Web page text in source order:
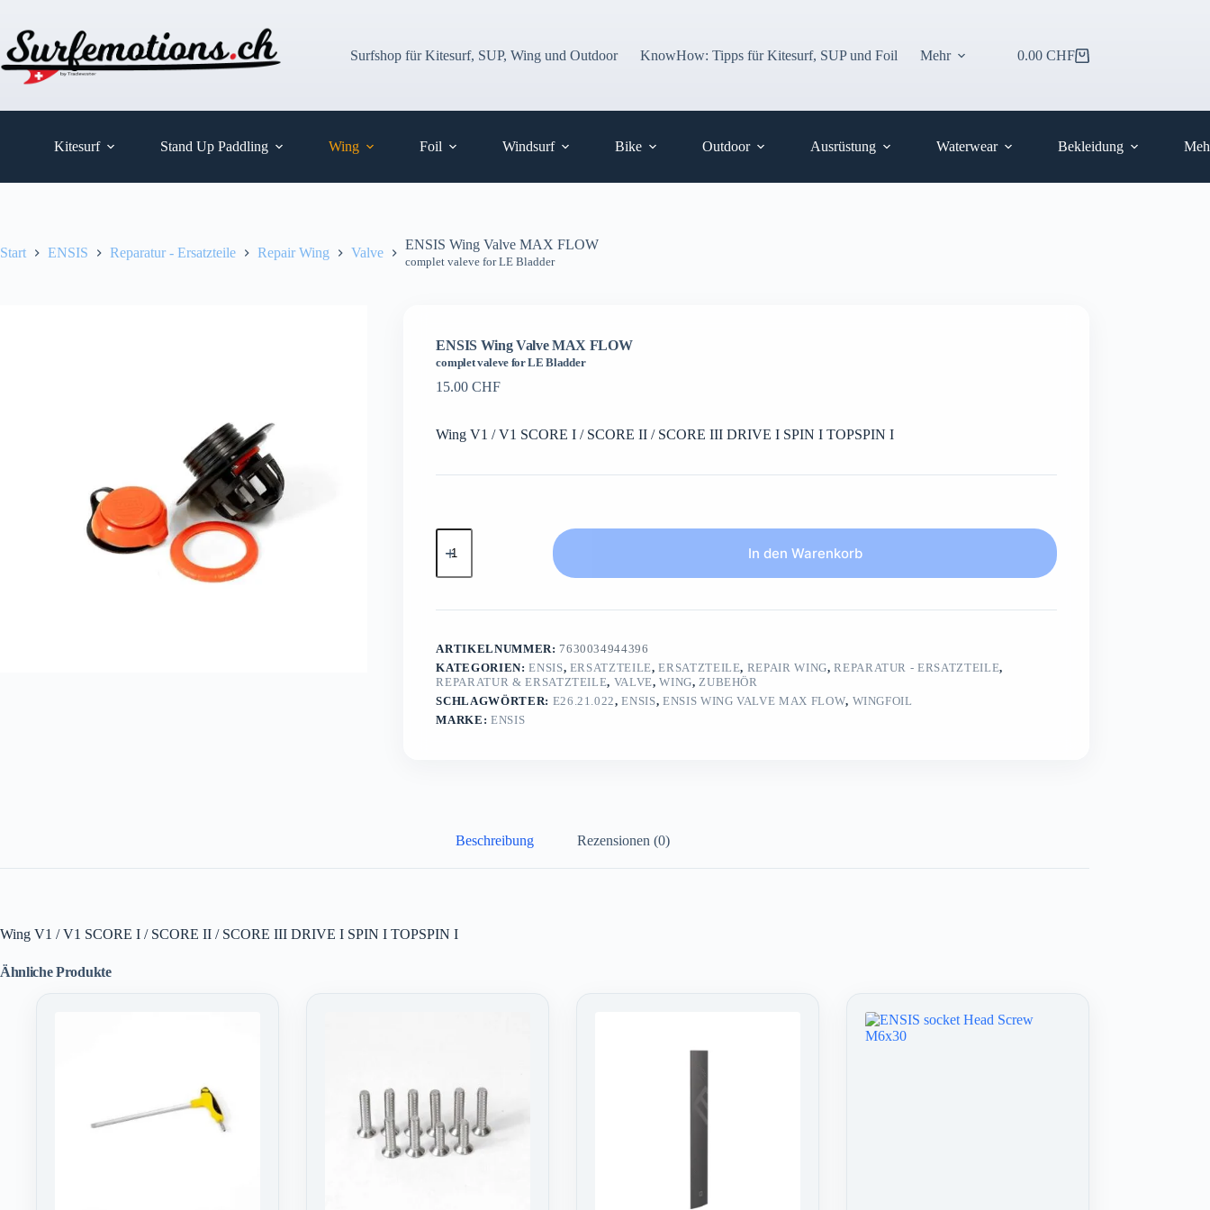
springen
Surfshop für Kitesurf, SUP, Wing und Outdoor
KnowHow: Tipps für Kitesurf, SUP und Foil Mehr Warenkorb
0.00 CHF
Kitesurf Stand Up Paddling Wing Foil Windsurf Bike Outdoor Ausrüstung Waterwear Bekleidung
Start ENSIS Reparatur - Ersatzteile Repair Wing Valve
ENSIS Wing Valve MAX FLOW
complet valeve for LE Bladder
ENSIS Wing Valve MAX FLOW
complet valeve for LE Bladder
15.00CHF
Wing V1 / V1 SCORE I / SCORE II / SCORE III DRIVE I SPIN I TOPSPIN I
ENSIS
Wing
MAX
valeve
LE
Bladder
Menge
In den Warenkorb
ARTIKELNUMMER: 7630034944396
KATEGORIEN:ENSIS, ERSATZTEILE,ERSATZTEILE, REPAIR WING,REPARATUR - ERSATZTEILE,
REPARATUR & ERSATZTEILE, VALVE,WING,ZUBEHÖR
SCHLAGWÖRTER: E26.21.022,ENSIS, ENSIS WING VALVE MAX FLOW, WINGFOIL
MARKE:ENSIS
Beschreibung Rezensionen (0)
Wing V1 / V1 SCORE I / SCORE II / SCORE III DRIVE I SPIN I TOPSPIN I
Ähnliche Produkte